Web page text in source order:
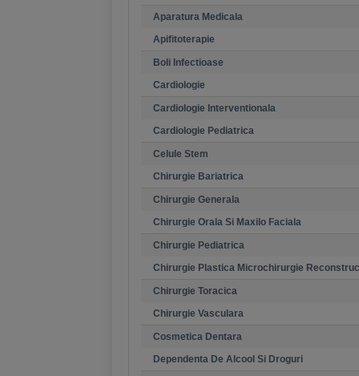
Aparatura Medicala
Apifitoterapie
Boli Infectioase
Cardiologie
Cardiologie Interventionala
Cardiologie Pediatrica
Celule Stem
Chirurgie Bariatrica
Chirurgie Generala
Chirurgie Orala Si Maxilo Faciala
Chirurgie Pediatrica
Chirurgie Plastica Microchirurgie
Chirurgie Toracica
Chirurgie Vasculara
Cosmetica Dentara
Dependenta De Alcool Si Droguri